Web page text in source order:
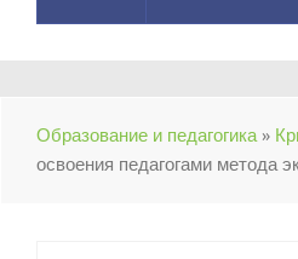
Образование и педагогика»
освоения педагогами метода